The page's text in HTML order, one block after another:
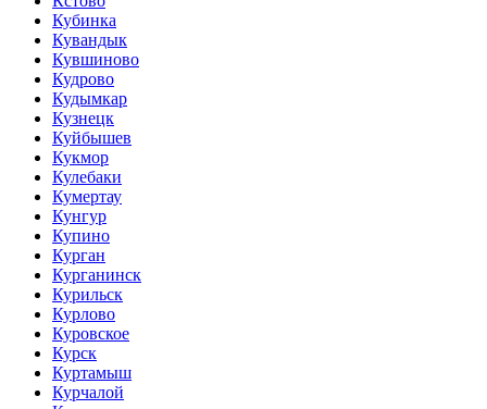
Кубинка
Кувандык
Кувшиново
Кудрово
Кудымкар
Кузнецк
Куйбышев
Кукмор
Кулебаки
Кумертау
Кунгур
Купино
Курган
Курганинск
Курильск
Курлово
Куровское
Курск
Куртамыш
Курчалой